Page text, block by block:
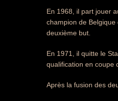
En 1968, il part jouer
champion de
deuxième but.
En 1971, il quitte le
qualification en coupe
Après la fusion des